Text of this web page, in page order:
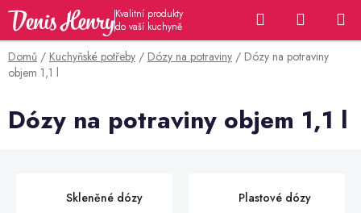
Přejít
obsah
Hledat
KOŠÍK
Domů / Kuchyňské potřeby / Dózy na potraviny / Dózy na potraviny
objem 1,1 l
Dózy na potraviny objem 1,1 l
Skleněné dózy Plastové dózy